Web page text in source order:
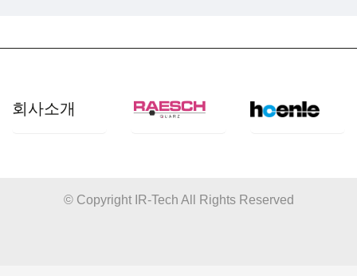
회사소개
쿼츠사양 응용 분야
© Copyright IR-Tech All Rights Reserved